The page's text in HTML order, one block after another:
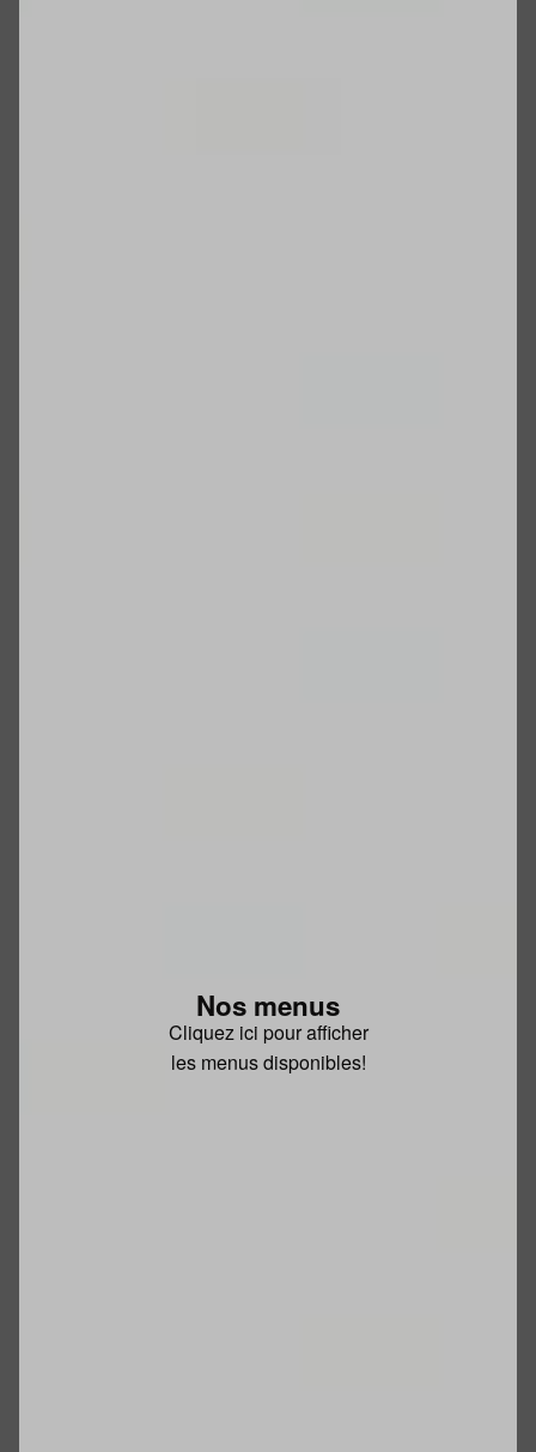
Nos menus
Cliquez ici pour afficher
les menus disponibles!